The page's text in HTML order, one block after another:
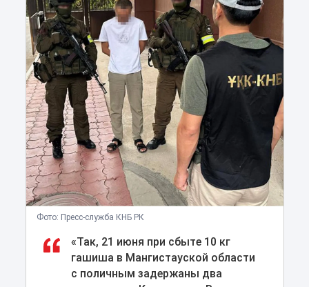
Фото: Пресс-служба КНБ РК
«Так, 21 июня при сбыте 10 кг
гашиша в Мангистауской области
с поличным задержаны два